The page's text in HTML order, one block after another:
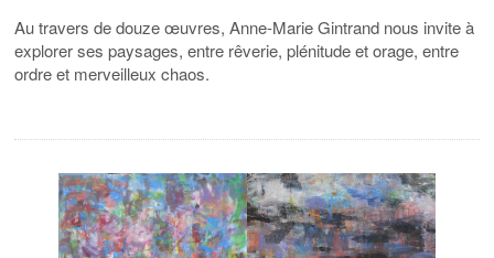
Au travers de douze œuvres, Anne-Marie Gintrand nous invite à
explorer ses paysages, entre rêverie, plénitude et orage, entre
ordre et merveilleux chaos.